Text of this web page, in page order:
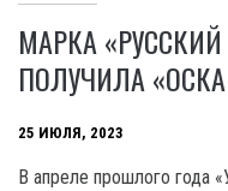
МАРКА
ПОЛУЧИЛА
25 ИЮЛЯ, 2023
В апреле прошлого года